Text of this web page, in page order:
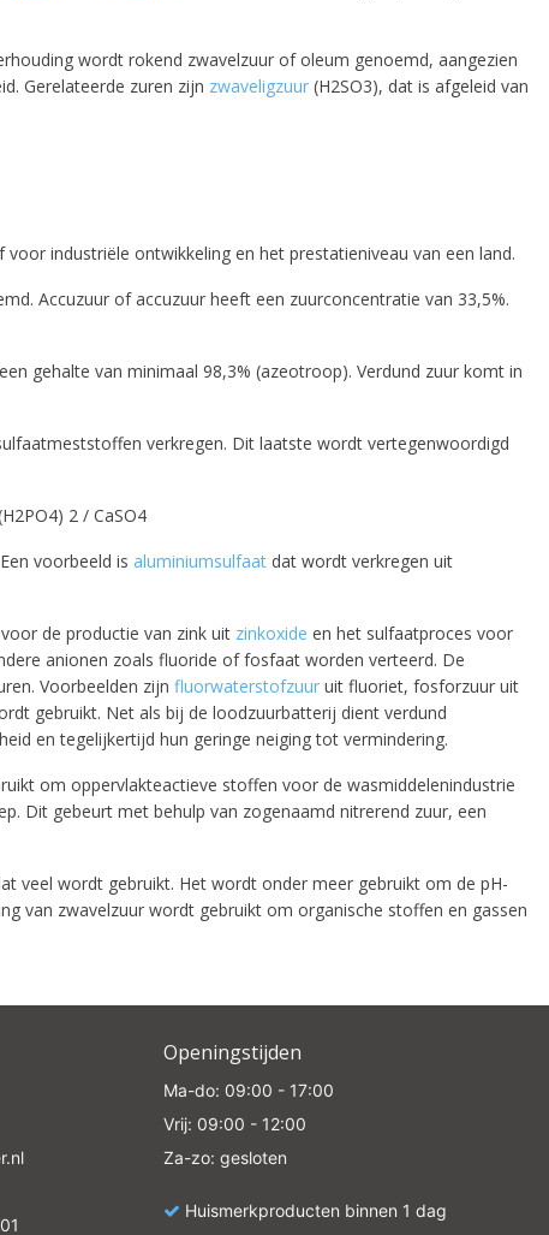
wordt rokend zwavelzuur of oleum genoemd, aangezien
Gerelateerde zuren zijn zwaveligzuur (H2SO3), dat is afgeleid van
industriële ontwikkeling en het prestatieniveau van een land.
Accuzuur of accuzuur heeft een zuurconcentratie van 33,5%.
gehalte van minimaal 98,3% (azeotroop). Verdund zuur komt in
verkregen. Dit laatste wordt vertegenwoordigd
2 / CaSO4
voorbeeld is aluminiumsulfaat dat wordt verkregen uit
de productie van zink uit zinkoxide en het sulfaatproces voor
anionen zoals fluoride of fosfaat worden verteerd. De
Voorbeelden zijn fluorwaterstofzuur uit fluoriet, fosforzuur uit
gebruikt. Net als bij de loodzuurbatterij dient verdund
en tegelijkertijd hun geringe neiging tot vermindering.
om oppervlakteactieve stoffen voor de wasmiddelenindustrie
Dit gebeurt met behulp van zogenaamd nitrerend zuur, een
veel wordt gebruikt. Het wordt onder meer gebruikt om de pH-
van zwavelzuur wordt gebruikt om organische stoffen en gassen
Openingstijden
Ma-do: 09:00 - 17:00
Vrij: 09:00 - 12:00
Za-zo: gesloten
Huismerkproducten binnen 1 dag